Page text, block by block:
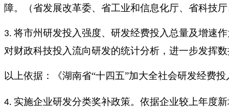
障。（省发展改革委、省工业和信息化厅、省科技
3. 将市州研发投入强度、研发经费投入总量及增速
对财政科技投入流向研发的统计分析，进一步发挥
以上依据：《湖南省“十四五”加大全社会研发经费
4. 实施企业研发分类奖补政策。依据企业较上年度